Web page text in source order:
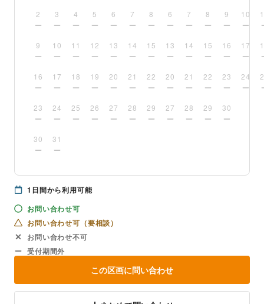
2 3 4 5 6 7 8
9 10 11 12 13 14 15
16 17 18 19 20 21 22
23 24 25 26 27 28 29
30 31
6 7 8 9 10
13 14 15 16 17
20 21 22 23 24
27 28 29 30
1 日間から利用可能
お問い合わせ可
お問い合わせ可（要相談）
お問い合わせ不可
受付期間外
この区画に問い合わせ